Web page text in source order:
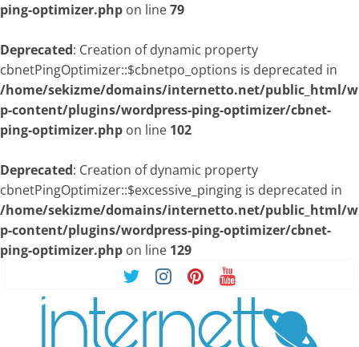
ping-optimizer.php on line79
Deprecated: Creation of dynamic property
cbnetPingOptimizer::$cbnetpo_options is deprecated in
/home/sekizme/domains/internetto.net/public_html/w
p-content/plugins/wordpress-ping-optimizer/cbnet-
ping-optimizer.php on line 102
Deprecated: Creation of dynamic property
cbnetPingOptimizer::$excessive_pinging is deprecated in
/home/sekizme/domains/internetto.net/public_html/w
p-content/plugins/wordpress-ping-optimizer/cbnet-
ping-optimizer.php on line 129
content